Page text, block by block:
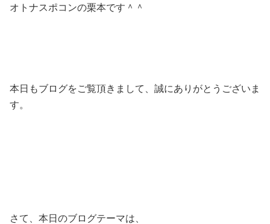
オトナスポコンの栗本です＾＾
本日もブログをご覧頂きまして、誠にありがとうございま
す。
さて、本日のブログテーマは、